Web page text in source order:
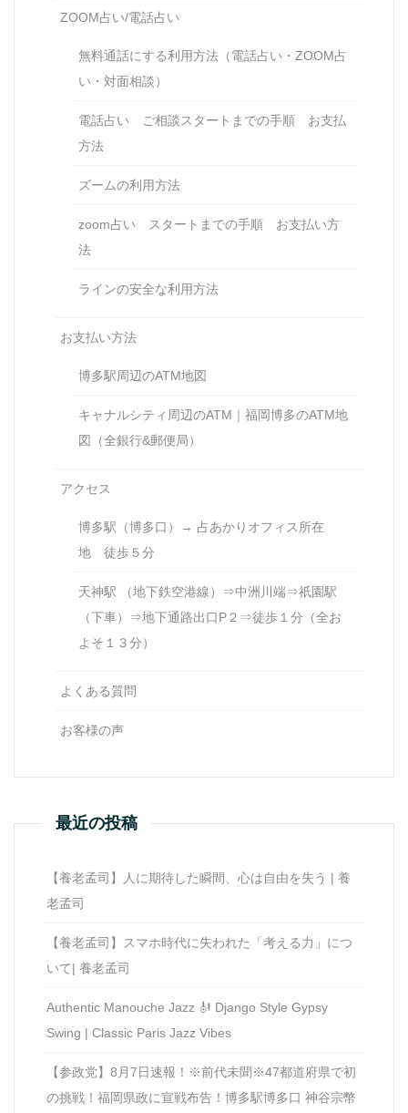
ZOOM占い/電話占い
無料通話にする利用方法（電話占い・ZOOM占
い・対面相談）
電話占い ご相談スタートまでの手順 お支払
方法
ズームの利用方法
zoom占い スタートまでの手順 お支払い方
法
ラインの安全な利用方法
お支払い方法
博多駅周辺のATM地図
キャナルシティ周辺のATM｜福岡博多のATM地
図（全銀行&郵便局）
アクセス
博多駅（博多口）→ 占あかりオフィス所在
地 徒歩５分
天神駅 （地下鉄空港線）⇒中洲川端⇒祇園駅
（下車）⇒地下通路出口P２⇒徒歩１分（全お
よそ１３分）
よくある質問
お客様の声
最近の投稿
【養老孟司】人に期待した瞬間、心は自由を失う | 養
老孟司
【養老孟司】スマホ時代に失われた「考える力」につ
いて| 養老孟司
Authentic Manouche Jazz 🎻 Django Style Gypsy
Swing | Classic Paris Jazz Vibes
【参政党】8月7日速報！※前代未聞※47都道府県で初
の挑戦！福岡県政に宣戦布告！博多駅博多口 神谷宗幣